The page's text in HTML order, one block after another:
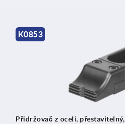
K0853
Přidržovač z oceli,